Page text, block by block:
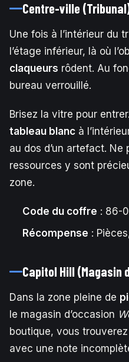
Centre-ville
Une fois à l’intérieur du
l’étage inférieur, là où
claqueurs rôdent. Au
bureau verrouillé.
Brisez la vitre pour
tableau blanc à
au dos d’un artefact. Ne
ressources y sont
zone.
Code du coffre : 86-
Récompense :
Capitol Hill (Magasin
Dans la zone pleine de
le magasin d’occasion
boutique, vous
avec une note